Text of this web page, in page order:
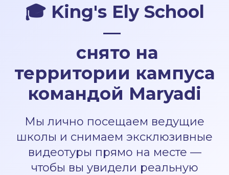
🎓 King's Ely School
—
снято на
территории кампуса
командой Maryadi
Мы лично посещаем ведущие
школы и снимаем эксклюзивные
видеотуры прямо на месте —
чтобы вы увидели реальную